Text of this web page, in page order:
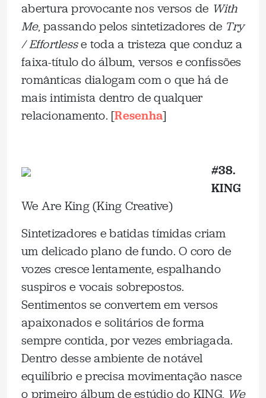
abertura provocante nos versos de With
Me, passando pelos sintetizadores de Try
/ Effortlesse toda a tristeza que conduz a
faixa-título do álbum, versos e confissões
românticas dialogam com o que há de
mais intimista dentro de qualquer
relacionamento. [Resenha]
#38.
KING
We Are King (King Creative)
Sintetizadores e batidas tímidas criam
um delicado plano de fundo. O coro de
vozes cresce lentamente, espalhando
suspiros e vocais sobrepostos.
Sentimentos se convertem em versos
apaixonados e solitários de forma
sempre contida, por vezes embriagada.
Dentro desse ambiente de notável
equilíbrio e precisa movimentação nasce
o primeiro álbum de estúdio do KING, We